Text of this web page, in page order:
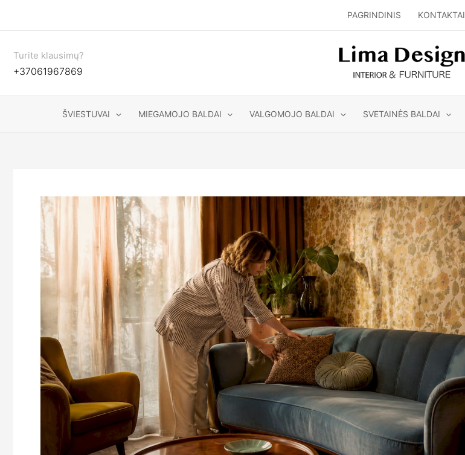
PAGRINDINIS KONTAKTAI
Turite klausimų?
+37061967869
ŠVIESTUVAI MIEGAMOJO BALDAI VALGOMOJO BALDAI SVETAINĖS BALDAI